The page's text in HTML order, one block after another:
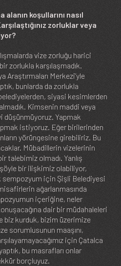
alanın koşullarını nasıl
zorluklar veya
vize zorluğu harici
zorlukla karşılaşmadık.
Araştırmaları Merkezi’yle
bunlarda da zorlukla
siyasi kesimlerden
Kimsenin maddi veya
düşünmüyoruz. Yapmak
istiyoruz. Eğer birilerinden
yörüngesine girebiliriz. Bu
Mübadillerin vizelerinin
talebimiz olmadı. Yanlış
şöyle bir ilişkimiz olabiliyor,
sempozyum için Şişli Belediyesi
ağarlanmasında
içeriğine, neler
dair bir müdahaleleri
biz kurduk, bizim üzerimize
sorumlusunun maaşını,
için Çatalca
bu masrafları onlar
borçluyuz.